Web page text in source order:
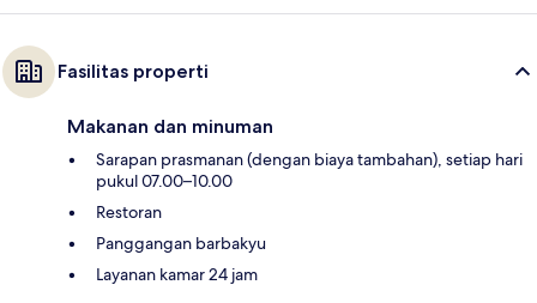
Fasilitas properti
Makanan dan minuman
Sarapan prasmanan (dengan biaya tambahan), setiap hari
pukul 07.00–10.00
Restoran
Panggangan barbakyu
Layanan kamar 24 jam